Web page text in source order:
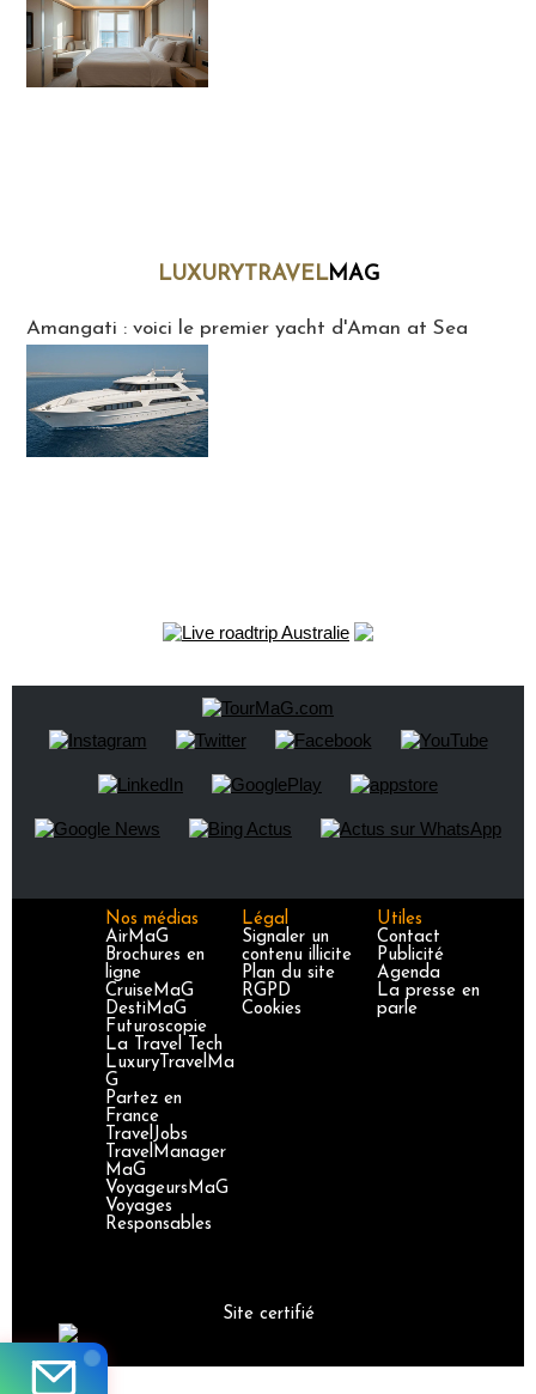
LUXURYTRAVELMAG
Amangati : voici le premier yacht d'Aman at Sea
Nos médias
AirMaG
Brochures en
ligne
CruiseMaG
DestiMaG
Futuroscopie
La Travel Tech
LuxuryTravelMa
G
Partez en
France
TravelJobs
TravelManager
MaG
VoyageursMaG
Voyages
Responsables
Légal
Signaler un
contenu illicite
Plan du site
RGPD
Cookies
Utiles
Contact
Publicité
Agenda
La presse en
parle
Site certifié